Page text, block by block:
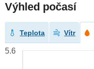
Výhled počasí
Teplota Vítr
5.6